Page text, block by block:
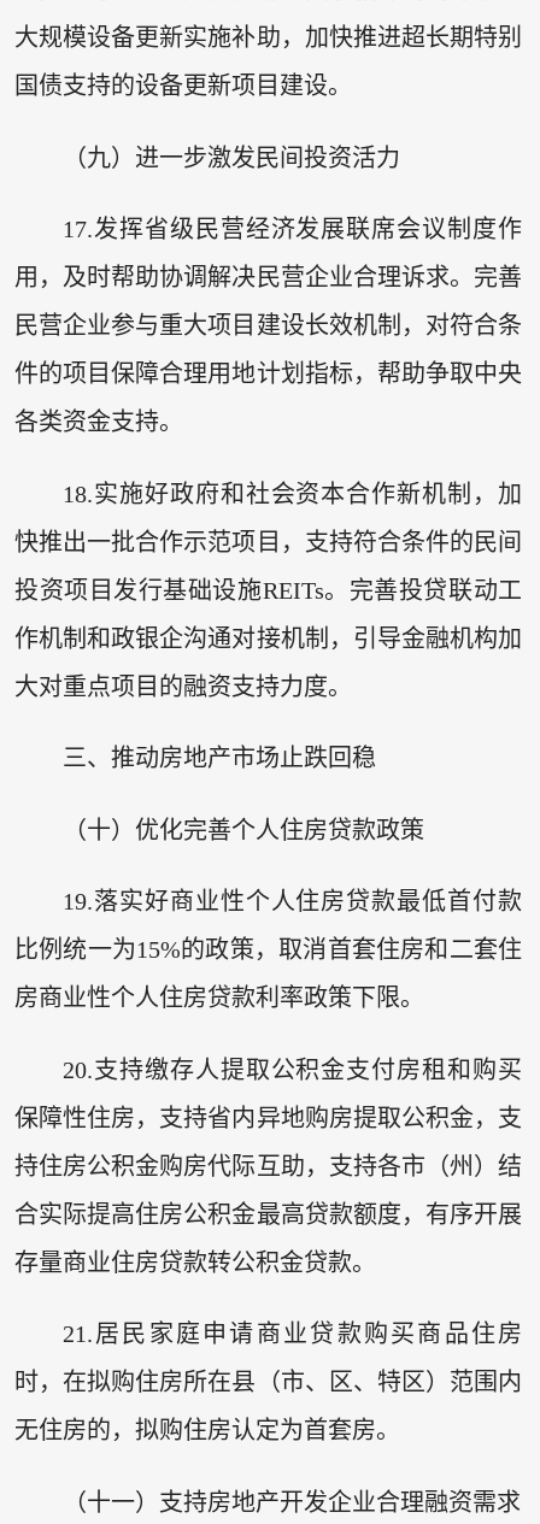
大规模设备更新实施补助，加快推进超长期特别
国债支持的设备更新项目建设。
（九）进一步激发民间投资活力
17.发挥省级民营经济发展联席会议制度作
用，及时帮助协调解决民营企业合理诉求。完善
民营企业参与重大项目建设长效机制，对符合条
件的项目保障合理用地计划指标，帮助争取中央
各类资金支持。
18.实施好政府和社会资本合作新机制，加
快推出一批合作示范项目，支持符合条件的民间
投资项目发行基础设施REITs。完善投贷联动工
作机制和政银企沟通对接机制，引导金融机构加
大对重点项目的融资支持力度。
三、推动房地产市场止跌回稳
（十）优化完善个人住房贷款政策
19.落实好商业性个人住房贷款最低首付款
比例统一为15%的政策，取消首套住房和二套住
房商业性个人住房贷款利率政策下限。
20.支持缴存人提取公积金支付房租和购买
保障性住房，支持省内异地购房提取公积金，支
持住房公积金购房代际互助，支持各市（州）结
合实际提高住房公积金最高贷款额度，有序开展
存量商业住房贷款转公积金贷款。
21.居民家庭申请商业贷款购买商品住房
时，在拟购住房所在县（市、区、特区）范围内
无住房的，拟购住房认定为首套房。
（十一）支持房地产开发企业合理融资需求